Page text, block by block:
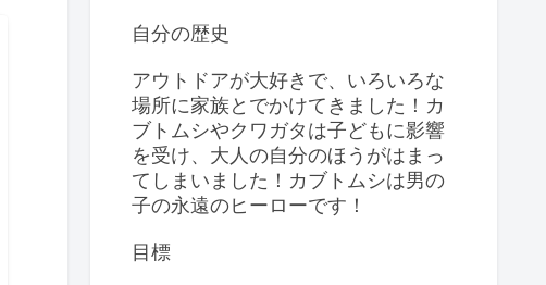
自分の歴史
アウトドアが大好きで、いろいろな
場所に家族とでかけてきました！カ
ブトムシやクワガタは子どもに影響
を受け、大人の自分のほうがはまっ
てしまいました！カブトムシは男の
子の永遠のヒーローです！
目標